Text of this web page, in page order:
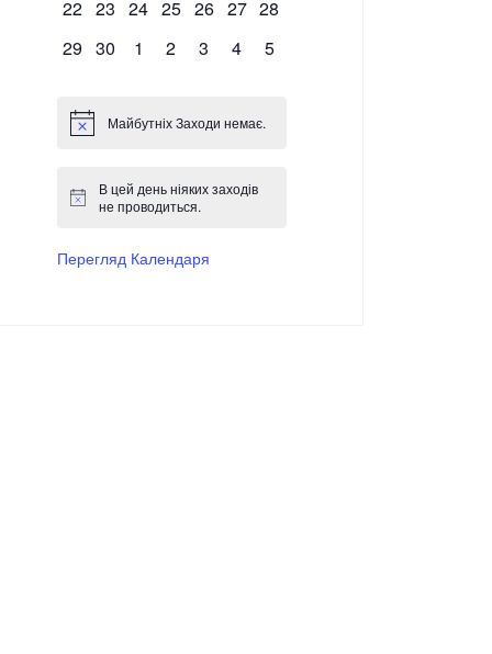
0 Заходи,
22 0 Заходи,
23 0 Заходи,
24 0 Заходи,
25 0 Заходи,
26 0 Заходи,
27 0 Заходи,
28
0 Заходи,
29 0 Заходи,
30 0 Заходи,
1 0 Заходи,
2 0 Заходи,
3 0 Заходи,
4 0 Заходи,
5
Майбутніх Заходи немає.
В цей день ніяких заходів
не проводиться.
Перегляд Календаря